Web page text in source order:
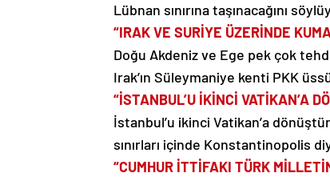
Lübnan sınırına taşınacağını
“IRAK VE SURİYE ÜZERİNDE
Doğu Akdeniz ve Ege pek çok
Irak’ın Süleymaniye kenti PKK
“İSTANBUL’U İKİNCİ VATİKAN’A
İstanbul’u ikinci Vatikan’a
sınırları içinde Konstantinopolis
“CUMHUR İTTİFAKI TÜRK